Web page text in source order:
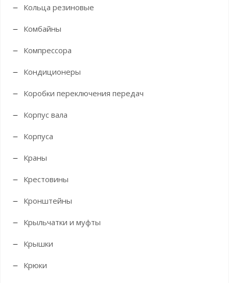
Кольца резиновые
Комбайны
Компрессора
Кондиционеры
Коробки переключения передач
Корпус вала
Корпуса
Краны
Крестовины
Кронштейны
Крыльчатки и муфты
Крышки
Крюки